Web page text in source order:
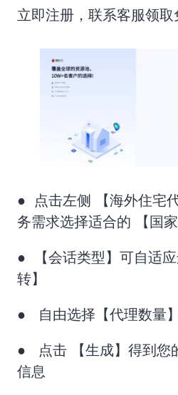
立即注册，联系客服领取
● 点击左侧 【海外住宅
务需求选择适合的 【国
● 【会话类型】可自适
转】
● 自由选择【代理数量】
● 点击 【生成】得到您
信息